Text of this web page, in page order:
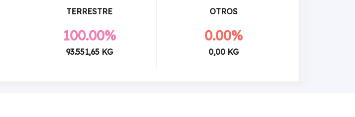
TERRESTRE
100.00%
93.551,65 KG
OTROS
0.00%
0,00 KG